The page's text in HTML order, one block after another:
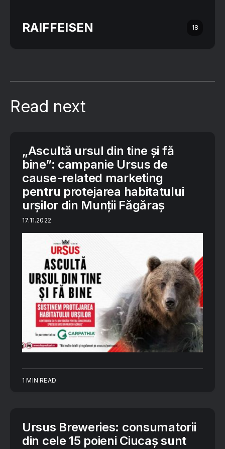
RAIFFEISEN 18
Read next
„Ascultă ursul din tine și fă
bine”: campanie Ursus de
cause-related marketing
pentru protejarea habitatului
urșilor din Munții Făgăraș
17.11.2022
1 MIN READ
Ursus Breweries: consumatorii
din cele 15 poieni Ciucaș sunt